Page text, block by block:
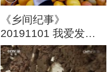
《乡间纪事》
20191101 我爱发明
系列 麻糖旋风斩